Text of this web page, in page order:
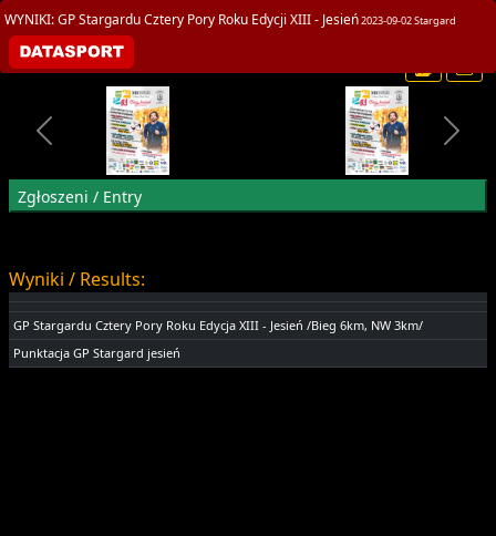
title>GP Stargardu Cztery Pory Roku Edycji XIII - Jesień
WYNIKI: GP Stargardu Cztery Pory Roku Edycji XIII - Jesień2023-09-02 Stargard
Zgłoszeni / Entry
Wyniki / Results:
GP Stargardu Cztery Pory Roku Edycja XIII - Jesień /Bieg 6km, NW 3km/
Punktacja GP Stargard jesień